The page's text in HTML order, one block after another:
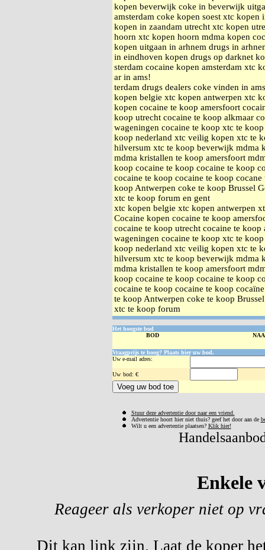
kopen beverwijk coke in beverwijk
amsterdam coke kopen soest xtc kopen
kopen in zaandam utrecht xtc kopen
hoorn xtc kopen hoorn mdma kopen
kopen uitgaan in arhnem drugs in
in eindhoven kopen drugs op darknet
sterdam cocaine kopen amsterdam xtc
ar in ams!
terdam drugs dealers coke vinden in
kopen belgie xtc kopen antwerpen xtc
kopen cocaine te koop amersfoort
koop utrecht cocaine te koop alkmaar
wageningen cocaine te koop xtc te
koop nederland xtc veilig kopen xtc te
hilversum xtc te koop beverwijk mdma
mdma kristallen te koop amersfoort
koop cocaine te koop cocaine te koop
cocaine te koop cocaine te koop
koop Antwerpen coke te koop Brussel
xtc te koop forum en gent
xtc kopen belgie xtc kopen antwerpen
Cocaine kopen cocaine te koop
cocaine te koop utrecht cocaine te
wageningen cocaine te koop xtc te
koop nederland xtc veilig kopen xtc te
hilversum xtc te koop beverwijk mdma
mdma kristallen te koop amersfoort
koop cocaine te koop cocaine te koop
cocaine te koop cocaine te koop
te koop Antwerpen coke te koop
xtc te koop forum
Het hoogste bod
BOD
Vraagprijs te hoog? Plaats hier uw bod.
Uw e-mail adres:
Uw bod: €
Stuur deze advertentie door naar een vriend.
Advertentie hoort hier niet thuis? geef het door aan de
Wilt u een advertentie plaatsen? Klik hier!
Enkele
Reageer als verkoper niet op
Dit kan link zijn. Laat de koper